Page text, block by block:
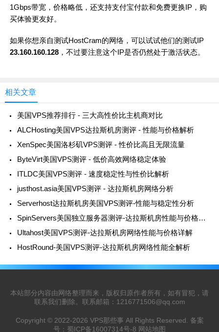
1Gbps带宽，价格略低，还支持支付宝付款和免费更换IP，购
买体验更友好。
如果你想亲自测试HostCram的网络，可以试试他们的测试IP
23.160.160.128 ，不过要注意这个IP是否仍然处于激活状态。
相关文章
美国VPS推荐排行 - 三大高性价比主机商对比
ALCHosting美国VPS达拉斯机房测评 - 性能与价格解析
XenSpec美国洛杉矶VPS测评 - 性价比高且无限流量
ByteVirt美国VPS测评 - 低价高效网络稳定体验
ITLDC美国VPS测评 - 速度稳定性与性价比解析
justhost.asia美国VPS测评 - 达拉斯机房网络分析
Serverhost达拉斯机房美国VPS测评-性能与稳定性分析
SpinServers美国独立服务器测评-达拉斯机房性能与价格详解
Ultahost美国VPS测评-达拉斯机房网络性能与价格详解
HostRound-美国VPS测评-达拉斯机房网络性能全解析
本站部分内容由网络整理而来，版权归原作者所有，如有冒犯，请
联系我们删除。联系邮箱： 1216771506@qq.com
Copyright © 2022-2026 VPS那些事 All Rights Reserved. 备案
号： 蜀ICP备16007314号-8 网站地图